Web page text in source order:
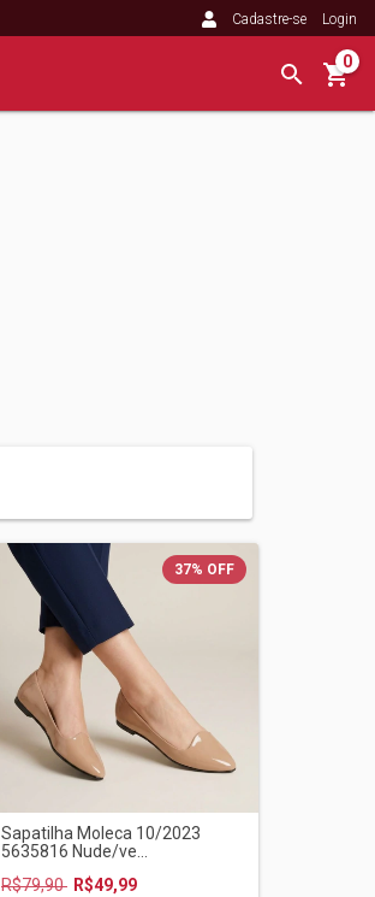
Cadastre-se Login
0
37% OFF
Sapatilha Moleca 10/2023
5635816 Nude/ve...
R$79,90 R$49,99